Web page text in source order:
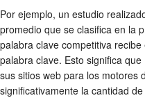
Por ejemplo, un estudio
promedio que se clasifica en la
palabra clave competitiva
palabra clave. Esto significa
sus sitios web para los motores
significativamente la cantidad